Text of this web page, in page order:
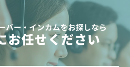
バー・インカムをお探しなら
お任せください